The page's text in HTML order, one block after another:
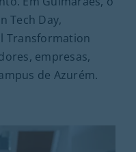
Tech Day,
Transformation
empresas,
de Azurém.